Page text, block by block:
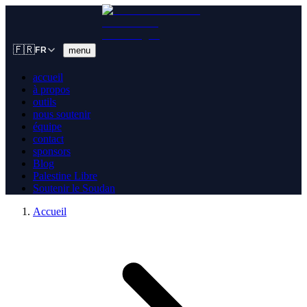
🇫🇷FR menu
accueil
à propos
outils
nous soutenir
équipe
contact
sponsors
Blog
Palestine Libre
Soutenir le Soudan
Accueil